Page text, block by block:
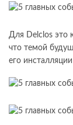
Для Delclos это
что темой
его